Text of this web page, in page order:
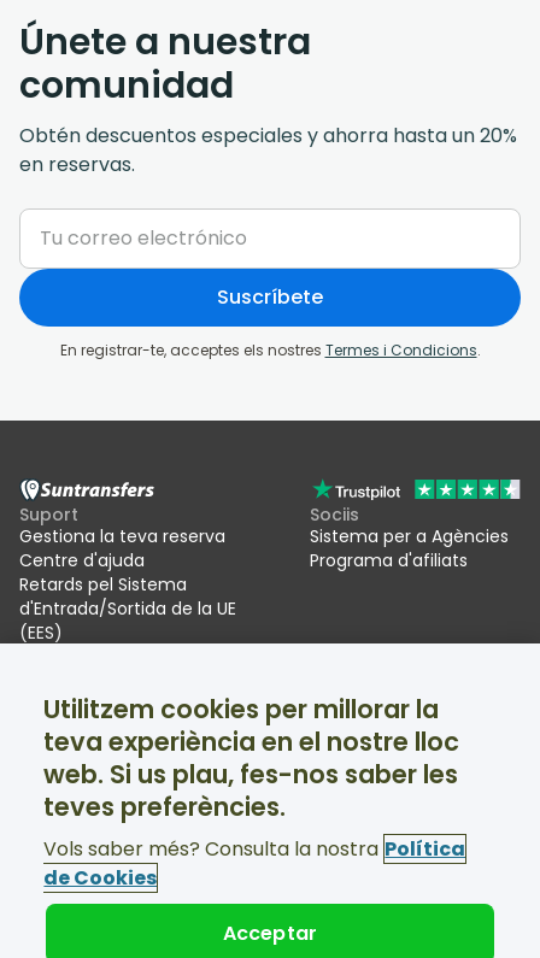
Únete a nuestra
comunidad
Obtén descuentos especiales y ahorra hasta un 20%
en reservas.
Suscríbete
En registrar-te, acceptes els nostres Termes i Condicions.
Suport
Gestiona la teva reserva
Centre d'ajuda
Retards pel Sistema
d'Entrada/Sortida de la UE
(EES)
Sociis
Sistema per a Agències
Programa d'afiliats
Qui som
Ressenyes
Trasllats per a estacions
d'esquí
Facebook
Twitter
Suport disponible 24/7
© Suntransfers.com 2026
Utilitzem cookies per millorar la
teva experiència en el nostre lloc
web. Si us plau, fes-nos saber les
teves preferències.
Vols saber més? Consulta la nostra Política
de Cookies
Acceptar